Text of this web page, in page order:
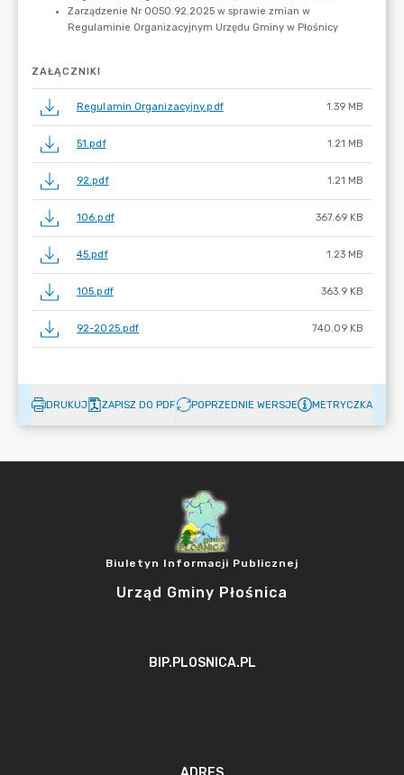
ZAŁĄCZNIKI
Regulamin Organizacyjny.pdf 1.39 MB
51.pdf 1.21 MB
92.pdf 1.21 MB
106.pdf 367.69 KB
45.pdf 1.23 MB
105.pdf 363.9 KB
92-2025.pdf 740.09 KB
DRUKUJ ZAPISZ DO PDF POPRZEDNIE WERSJE METRYCZKA
Biuletyn Informacji Publicznej
Urząd Gminy Płośnica
BIP.PLOSNICA.PL